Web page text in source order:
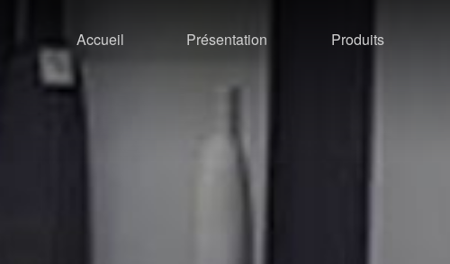
Accueil Présentation Produits